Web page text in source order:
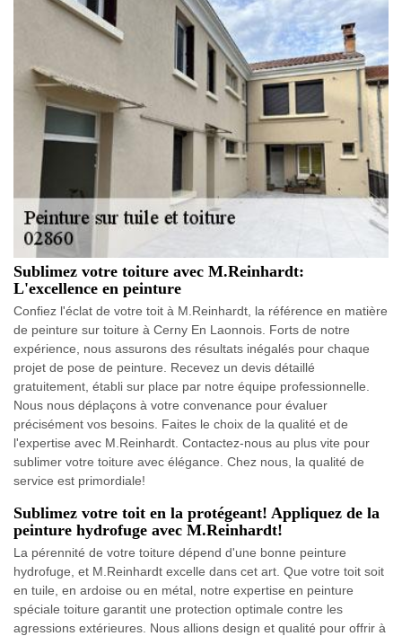
Sublimez votre toiture avec M.Reinhardt:
L'excellence en peinture
Confiez l'éclat de votre toit à M.Reinhardt, la référence en matière
de peinture sur toiture à Cerny En Laonnois. Forts de notre
expérience, nous assurons des résultats inégalés pour chaque
projet de pose de peinture. Recevez un devis détaillé
gratuitement, établi sur place par notre équipe professionnelle.
Nous nous déplaçons à votre convenance pour évaluer
précisément vos besoins. Faites le choix de la qualité et de
l'expertise avec M.Reinhardt. Contactez-nous au plus vite pour
sublimer votre toiture avec élégance. Chez nous, la qualité de
service est primordiale!
Sublimez votre toit en la protégeant! Appliquez de la
peinture hydrofuge avec M.Reinhardt!
La pérennité de votre toiture dépend d'une bonne peinture
hydrofuge, et M.Reinhardt excelle dans cet art. Que votre toit soit
en tuile, en ardoise ou en métal, notre expertise en peinture
spéciale toiture garantit une protection optimale contre les
agressions extérieures. Nous allions design et qualité pour offrir à